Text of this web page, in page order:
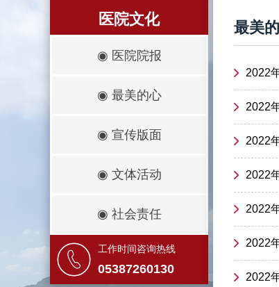
医院文化
◉ 医院院报
◉ 最美的心
◉ 宣传版面
◉ 文体活动
◉ 社会责任
工作时间咨询热线
05387260130
最美
2022
2022
2022
2022
2022
2022
2022